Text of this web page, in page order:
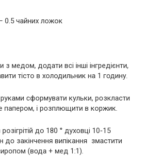
0.5 чайних ложок
з медом, додати всі інші інгредієнти,
тісто в холодильник на 1 годину.
сформувати кульки, розкласти
папером, і розплющити в коржик.
до 180 ° духовці 10-15
до закінчення випікання змастити
(вода + мед 1:1).